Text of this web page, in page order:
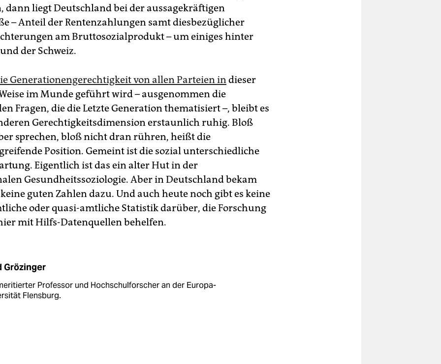
dann liegt Deutschland bei der aussagekräftigen
– Anteil der Rentenzahlungen samt diesbezüglicher
am Bruttosozialprodukt – um einiges hinter
der Schweiz.
Generationengerechtigkeit von allen Parteien in dieser
im Munde geführt wird – ausgenommen die
Fragen, die die Letzte Generation thematisiert –, bleibt es
Gerechtigkeitsdimension erstaunlich ruhig. Bloß
sprechen, bloß nicht dran rühren, heißt die
Position. Gemeint ist die sozial unterschiedliche
Eigentlich ist das ein alter Hut in der
Gesundheitssoziologie. Aber in Deutschland bekam
guten Zahlen dazu. Und auch heute noch gibt es keine
oder quasi-amtliche Statistik darüber, die Forschung
mit Hilfs-Datenquellen behelfen.
Grözinger
Professor und Hochschulforscher an der Europa-
Flensburg.